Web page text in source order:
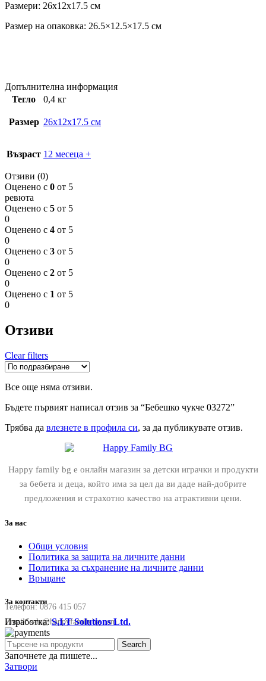
Размери: 26x12x17.5 см
Размер на опаковка: 26.5×12.5×17.5 см
Допълнителна информация
Тегло
0,4 кг
Размер 26x12x17.5 см
Възраст 12 месеца +
Отзиви (0)
Оценено с 0 от 5
ревюта
Оценено с 5 от 5
0
Оценено с 4 от 5
0
Оценено с 3 от 5
0
Оценено с 2 от 5
0
Оценено с 1 от 5
0
Отзиви
Clear filters
Все още няма отзиви.
Бъдете първият написал отзив за “Бебешко чукче 03272”
Трябва да влезнете в профила си, за да публикувате отзив.
Happy family bg е онлайн магазин за детски играчки и продукти
за бебета и деца, който има за цел да ви даде най-добрите
предложения и страхотно качество на атрактивни цени.
За нас
Общи условия
Политика за защита на личните данни
Политика за съхранение на личните данни
Връщане
За контакти
Телефон:0876 415 057
Email:sale@happyfamilybg.com
Изработка:S.I.T Solutions Ltd.
Search
Започнете да пишете...
Затвори